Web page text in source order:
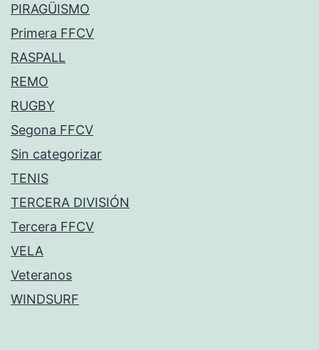
PIRAGÜISMO
Primera FFCV
RASPALL
REMO
RUGBY
Segona FFCV
Sin categorizar
TENIS
TERCERA DIVISIÓN
Tercera FFCV
VELA
Veteranos
WINDSURF